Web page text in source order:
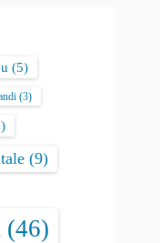
(5)
(3)
(9)
(46)